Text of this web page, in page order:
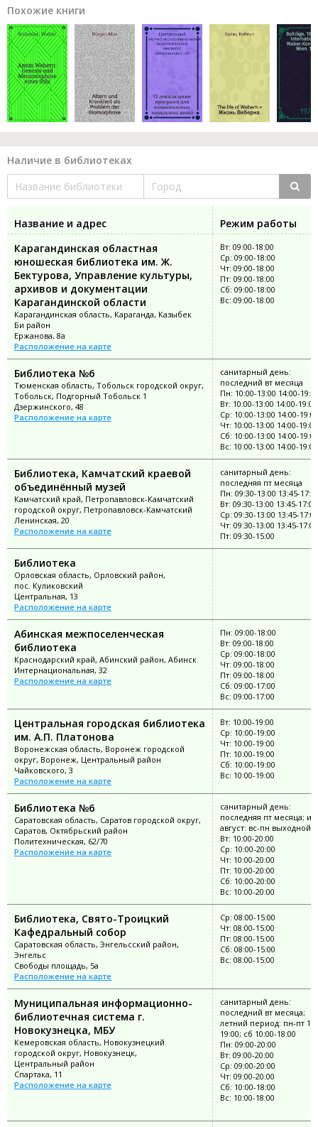
Похожие книги
Наличие в библиотеках
Название и адрес
Режим работы
Карагандинская областная
юношеская библиотека им. Ж.
Бектурова, Управление культуры,
архивов и документации
Карагандинской области
Карагандинская область, Караганда, Казыбек
Би район
Ержанова, 8а
Расположение на карте
Вт: 09:00-18:00
Ср: 09:00-18:00
Чт: 09:00-18:00
Пт: 09:00-18:00
Сб: 09:00-18:00
Вс: 09:00-18:00
Библиотека №6
Тюменская область, Тобольск городской округ,
Тобольск, Подгорный Тобольск 1
Дзержинского, 48
Расположение на карте
санитарный день:
последний вт месяца
Пн: 10:00-13:00 14:00-
Вт: 10:00-13:00 14:00-19:00
Ср: 10:00-13:00 14:00-19:00
Чт: 10:00-13:00 14:00-19:00
Сб: 10:00-13:00 14:00-19:00
Вс: 10:00-13:00 14:00-19:00
Библиотека, Камчатский краевой
объединённый музей
Камчатский край, Петропавловск-Камчатский
городской округ, Петропавловск-Камчатский
Ленинская, 20
Расположение на карте
санитарный день:
последняя пт месяца
Пн: 09:30-13:00 13:45-
Вт: 09:30-13:00 13:45-17:00
Ср: 09:30-13:00 13:45-17:00
Чт: 09:30-13:00 13:45-17:00
Пт: 09:30-15:00
Библиотека
Орловская область, Орловский район,
пос. Куликовский
Центральная, 13
Расположение на карте
Абинская межпоселенческая
библиотека
Краснодарский край, Абинский район, Абинск
Интернациональная, 32
Расположение на карте
Пн: 09:00-18:00
Вт: 09:00-18:00
Ср: 09:00-18:00
Чт: 09:00-18:00
Пт: 09:00-18:00
Сб: 09:00-17:00
Вс: 09:00-17:00
Центральная городская библиотека
им. А.П. Платонова
Воронежская область, Воронеж городской
округ, Воронеж, Центральный район
Чайковского, 3
Расположение на карте
Вт: 10:00-19:00
Ср: 10:00-19:00
Чт: 10:00-19:00
Пт: 10:00-19:00
Сб: 10:00-19:00
Вс: 10:00-19:00
Библиотека №6
Саратовская область, Саратов городской округ,
Саратов, Октябрьский район
Политехническая, 62/70
Расположение на карте
санитарный день:
последняя пт месяца;
август: вс-пн выходной
Вт: 10:00-20:00
Ср: 10:00-20:00
Чт: 10:00-20:00
Пт: 10:00-20:00
Сб: 10:00-20:00
Вс: 10:00-20:00
Библиотека, Свято-Троицкий
Кафедральный собор
Саратовская область, Энгельсский район,
Энгельс
Свободы площадь, 5а
Расположение на карте
Ср: 08:00-15:00
Чт: 08:00-15:00
Пт: 08:00-15:00
Сб: 08:00-15:00
Вс: 08:00-15:00
Муниципальная информационно-
библиотечная система г.
Новокузнецка, МБУ
Кемеровская область, Новокузнецкий
городской округ, Новокузнецк,
Центральный район
Спартака, 11
Расположение на карте
санитарный день:
последний вт месяца;
летний период: пн-пт
19:00; сб 10:00-18:00
Пн: 09:00-20:00
Вт: 09:00-20:00
Ср: 09:00-20:00
Чт: 09:00-20:00
Сб: 10:00-18:00
Вс: 10:00-18:00